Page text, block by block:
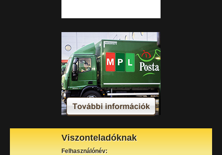
Viszonteladóknak
Felhasználónév: